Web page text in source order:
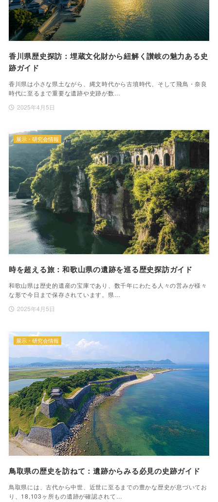
香川県歴史探訪：埋蔵文化財から紐解く讃岐の魅力ある史
跡ガイド
香川県は小さな県土ながら、縄文時代から古墳時代、そして飛鳥・奈良
時代に至るまで重要な遺跡や史跡が数…
2025年4月5日
時を超える旅：和歌山県の遺跡を巡る歴史探訪ガイド
和歌山県は歴史的遺産の宝庫であり、数千年にわたる人々の営みが様々
な形で今日まで保存されています。県…
2025年4月5日
展示・研究会情報
鳥取県の歴史を訪ねて：遺跡からみる必見の史跡ガイド
鳥取県には、古代から中世、近世に至るまでの豊かな歴史が息づいてお
り、18,103ヶ所もの遺跡が確認されて…
展示・研究会情報